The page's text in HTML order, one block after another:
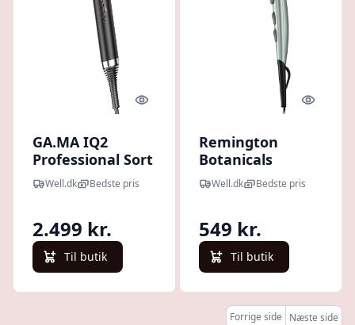
Quick look
GA.MA IQ2
Professional Sort
(1 stk)
Well.dk Bedste pris
2.499 kr.
Til butik
Quick
Remington
Botanicals
Føntørrer (1 stk)
Well.dk Bedste pris
549 kr.
Til butik
Forrige side Næste side